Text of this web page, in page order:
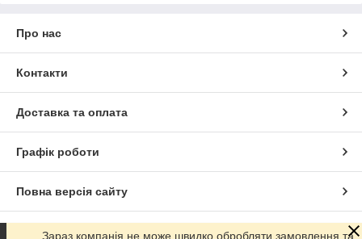
Про нас
Контакти
Доставка та оплата
Графік роботи
Повна версія сайту
Сайт створено на маркетплейсі Prom.ua
Зараз компанія не може швидко обробляти замовлення та